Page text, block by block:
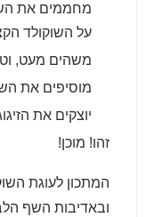
מחממים את
על השוקולד
משהים מעט,
מוסיפים את
יוצקים את
זהו! מוכן!
המתכון לעוגת
ובאדיבות השף